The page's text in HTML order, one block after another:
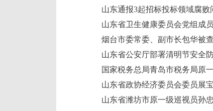
山东通报3起招标投标领域腐败
山东省卫生健康委员会党组成
烟台市委常委、副市长包华被查
山东省公安厅部署清明节安全
山东省政协经济委员会委员展
山东省潍坊市原一级巡视员孙